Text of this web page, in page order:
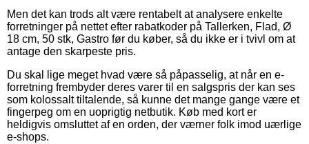
Men det kan trods alt være rentabelt at analysere enkelte
forretninger på nettet efter rabatkoder på Tallerken, Flad, Ø
18 cm, 50 stk, Gastro før du køber, så du ikke er i tvivl om at
antage den skarpeste pris.
Du skal lige meget hvad være så påpasselig, at når en e-
forretning frembyder deres varer til en salgspris der kan ses
som kolossalt tiltalende, så kunne det mange gange være et
fingerpeg om en uoprigtig netbutik. Køb med kort er
heldigvis omsluttet af en orden, der værner folk imod uærlige
e-shops.